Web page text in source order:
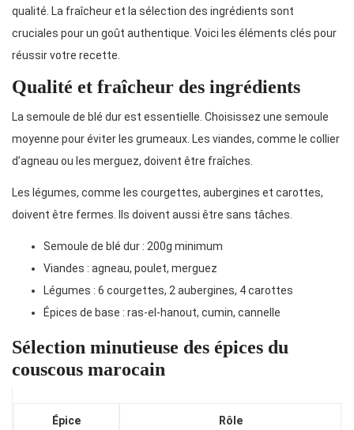
qualité. La fraîcheur et la sélection des ingrédients sont
cruciales pour un goût authentique. Voici les éléments clés pour
réussir votre recette.
Qualité et fraîcheur des ingrédients
La semoule de blé dur est essentielle. Choisissez une semoule
moyenne pour éviter les grumeaux. Les viandes, comme le collier
d’agneau ou les merguez, doivent être fraîches.
Les légumes, comme les courgettes, aubergines et carottes,
doivent être fermes. Ils doivent aussi être sans tâches.
Semoule de blé dur : 200g minimum
Viandes : agneau, poulet, merguez
Légumes : 6 courgettes, 2 aubergines, 4 carottes
Épices de base : ras-el-hanout, cumin, cannelle
Sélection minutieuse des épices du
couscous marocain
Épice Rôle